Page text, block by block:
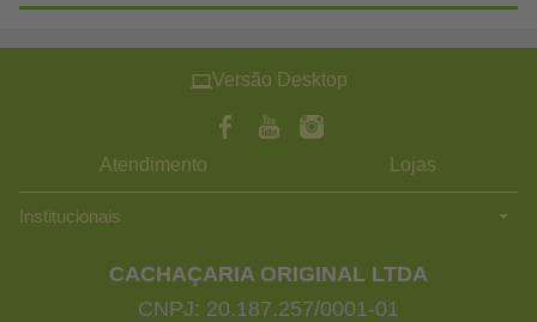
Versão Desktop
Atendimento Lojas
Institucionais
CACHAÇARIA ORIGINAL LTDA
CNPJ: 20.187.257/0001-01